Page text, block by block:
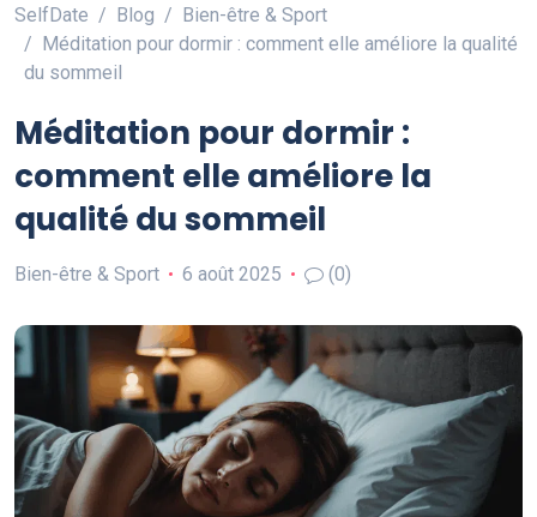
SelfDate Blog
Bien-être & Sport
Méditation pour dormir : comment elle améliore la qualité
du sommeil
Méditation pour dormir :
comment elle améliore la
qualité du sommeil
Bien-être & Sport 6 août 2025 (0)